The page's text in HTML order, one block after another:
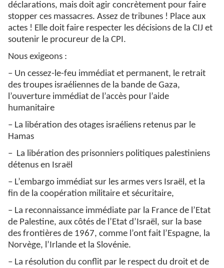
déclarations, mais doit agir concrètement pour faire
stopper ces massacres. Assez de tribunes ! Place aux
actes ! Elle doit faire respecter les décisions de la CIJ et
soutenir le procureur de la CPI.
Nous exigeons :
– Un cessez-le-feu immédiat et permanent, le retrait
des troupes israéliennes de la bande de Gaza,
l’ouverture immédiat de l’accès pour l’aide
humanitaire
– La libération des otages israéliens retenus par le
Hamas
– La libération des prisonniers politiques palestiniens
détenus en Israël
– L’embargo immédiat sur les armes vers Israël, et la
fin de la coopération militaire et sécuritaire,
– La reconnaissance immédiate par la France de l’Etat
de Palestine, aux côtés de l’Etat d’Israël, sur la base
des frontières de 1967, comme l’ont fait l’Espagne, la
Norvège, l’Irlande et la Slovénie.
– La résolution du conflit par le respect du droit et de